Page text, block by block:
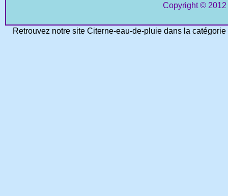
Copyright © 2012
Retrouvez notre site Citerne-eau-de-pluie dans la catégorie